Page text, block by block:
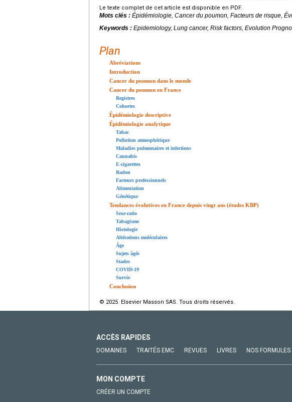
Le texte complet de cet article est disponible en PDF.
Mots clés : Épidémiologie, Cancer du poumon, Facteurs de risque,
Keywords : Epidemiology, Lung cancer, Risk factors, Evolution
Plan
Abréviations
Introduction
Cancer du poumon dans le monde
Cancer du poumon en France
Registres
Cohortes
Épidémiologie descriptive
Épidémiologie analytique
Tabac
Pollution atmosphérique
Maladies pulmonaires et infections
Cannabis
E-cigarettes
Radon
Facteurs professionnels
Alimentation
Génétique
Tendances évolutives en France depuis vingt ans (études KBP)
Sexe-ratio
Tabagisme
Histologie
Altérations moléculaires
Âge
Sujets âgés
Stades
COVID-19
Survie
Conclusion
© 2025 Elsevier Masson SAS. Tous droits réservés.
ACCÈS RAPIDES
DOMAINES TRAITÉS EMC REVUES LIVRES NOS
MON COMPTE
CRÉER UN COMPTE